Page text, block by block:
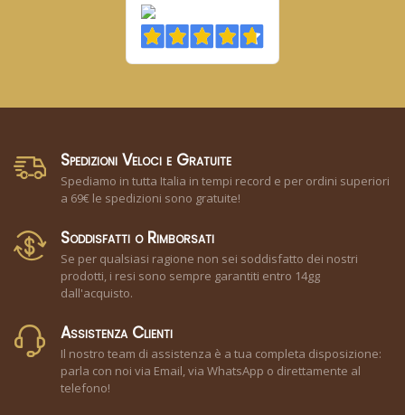
Spedizioni Veloci e Gratuite
Spediamo in tutta Italia in tempi record e per ordini superiori
a 69€ le spedizioni sono gratuite!
Soddisfatti o Rimborsati
Se per qualsiasi ragione non sei soddisfatto dei nostri
prodotti, i resi sono sempre garantiti entro 14gg
dall'acquisto.
Assistenza Clienti
Il nostro team di assistenza è a tua completa disposizione:
parla con noi via Email, via WhatsApp o direttamente al
telefono!